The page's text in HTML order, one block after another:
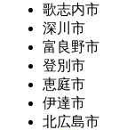
歌志内市
深川市
富良野市
登別市
恵庭市
伊達市
北広島市